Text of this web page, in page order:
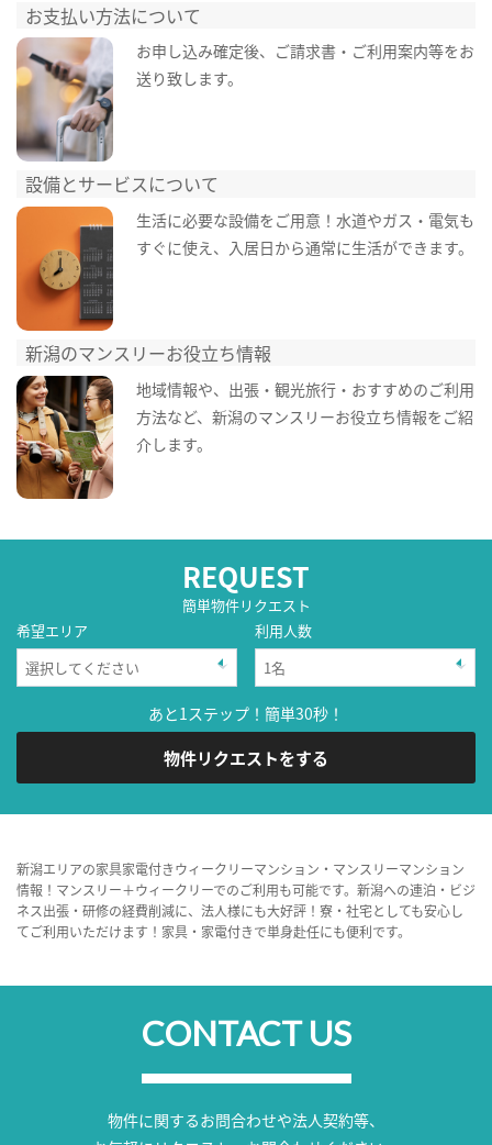
お支払い方法について
お申し込み確定後、ご請求書・ご利用案内等をお
送り致します。
設備とサービスについて
生活に必要な設備をご用意！水道やガス・電気も
すぐに使え、入居日から通常に生活ができます。
新潟のマンスリーお役立ち情報
地域情報や、出張・観光旅行・おすすめのご利用
方法など、新潟のマンスリーお役立ち情報をご紹
介します。
REQUEST
簡単物件リクエスト
希望エリア
利用人数
あと1ステップ！簡単30秒！
物件リクエストをする
新潟エリアの家具家電付きウィークリーマンション・マンスリーマンション
情報！マンスリー＋ウィークリーでのご利用も可能です。新潟への連泊・ビジ
ネス出張・研修の経費削減に、法人様にも大好評！寮・社宅としても安心し
てご利用いただけます！家具・家電付きで単身赴任にも便利です。
CONTACT US
物件に関するお問合わせや法人契約等、